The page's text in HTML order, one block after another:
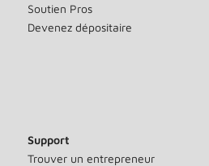
Soutien Pros
Devenez dépositaire
Support
Trouver un entrepreneur